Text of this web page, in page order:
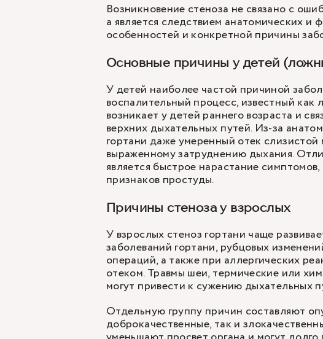
Возникновение стеноза не связано с
а является следствием анатомических и
особенностей и конкретной причины
Основные причины у детей
У детей наиболее частой причиной
воспалительный процесс, известный
возникает у детей раннего возраста и
верхних дыхательных путей. Из-за
гортани даже умеренный отек
выраженному затруднению дыхания.
является быстрое нарастание
признаков простуды.
Причины стеноза у взрослых
У взрослых стеноз гортани чаще
заболеваний гортани, рубцовых
операций, а также при аллергических
отеком. Травмы шеи, термические или
могут привести к сужению дыхательных
Отдельную группу причин составляют
доброкачественные, так и